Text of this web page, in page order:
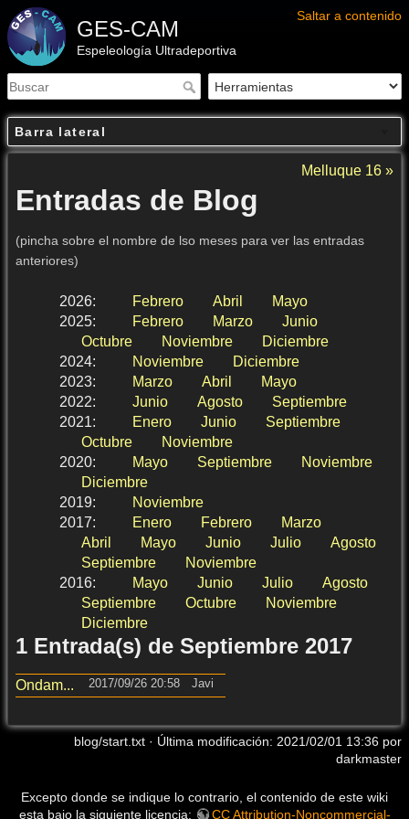
Saltar a contenido
GES-CAM
Espeleología Ultradeportiva
Barra lateral
Melluque 16 »
Entradas de Blog
(pincha sobre el nombre de lso meses para ver las entradas
anteriores)
2026: Febrero Abril
Mayo
2025: Febrero Marzo
Junio
Octubre
Noviembre
Diciembre
2024: Noviembre
Diciembre
2023: Marzo Abril
Mayo
2022: Junio Agosto
Septiembre
2021: Enero Junio
Septiembre
Octubre
Noviembre
2020: Mayo Septiembre
Noviembre
Diciembre
2019:
Noviembre
2017: Enero Febrero
Marzo
Abril
Mayo Junio Julio
Agosto
Septiembre
Noviembre
2016: Mayo Junio Julio
Agosto
Septiembre
Octubre
Noviembre
Diciembre
1 Entrada(s) de Septiembre 2017
Ondam... 2017/09/26 20:58 Javi
blog/start.txt · Última modificación: 2021/02/01 13:36 por
darkmaster
Excepto donde se indique lo contrario, el contenido de este wiki
esta bajo la siguiente licencia:
CC Attribution-Noncommercial-